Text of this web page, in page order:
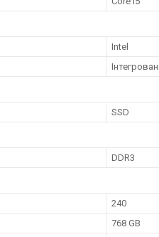
Intel
SSD
DDR3
240
768 GB